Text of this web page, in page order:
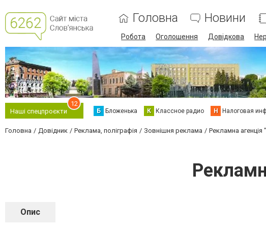
Головна Новини
Робота Оголошення Довідкова
Наші спецпроєкти
12
Б Бложенька К Классное радио Н Налоговая
Головна Довідник Реклама, поліграфія Зовнішня реклама Рекламна агенція
Опис